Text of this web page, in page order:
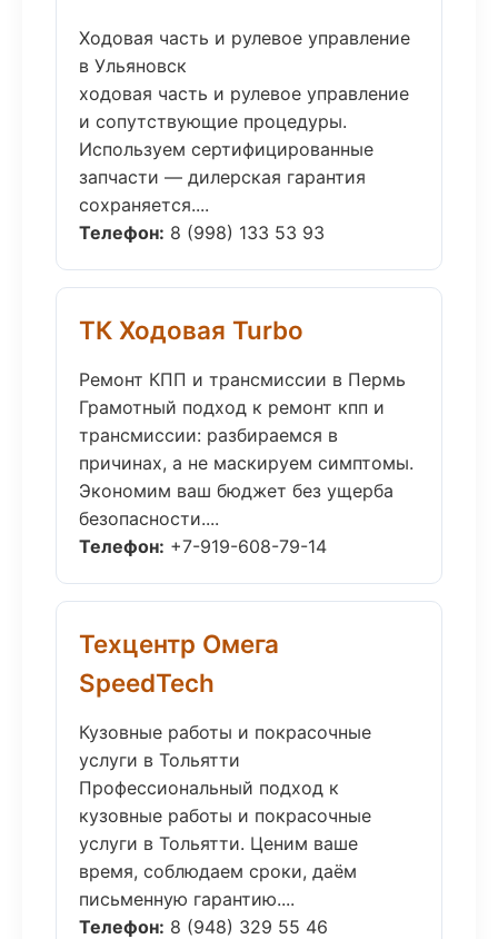
Ходовая часть и рулевое управление
в Ульяновск
ходовая часть и рулевое управление
и сопутствующие процедуры.
Используем сертифицированные
запчасти — дилерская гарантия
сохраняется....
Телефон: 8 (998) 133 53 93
ТК Ходовая Turbo
Ремонт КПП и трансмиссии в Пермь
Грамотный подход к ремонт кпп и
трансмиссии: разбираемся в
причинах, а не маскируем симптомы.
Экономим ваш бюджет без ущерба
безопасности....
Телефон: +7-919-608-79-14
Техцентр Омега
SpeedTech
Кузовные работы и покрасочные
услуги в Тольятти
Профессиональный подход к
кузовные работы и покрасочные
услуги в Тольятти. Ценим ваше
время, соблюдаем сроки, даём
письменную гарантию....
Телефон: 8 (948) 329 55 46